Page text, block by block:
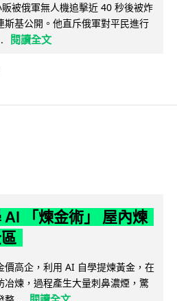
被俄軍無人機追擊近 40 秒後被炸
斯基公開。他直斥俄軍對平民進行
閱讀全文
AI 「煉金術」 屋內煉
價高企，利用 AI 自學提煉黃金，在
冶煉，過程產生大量刺鼻濃煙，驚